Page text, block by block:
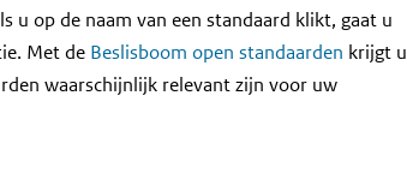
u op de naam van een standaard klikt, gaat u
Met de Beslisboom open standaarden krijgt u
waarschijnlijk relevant zijn voor uw